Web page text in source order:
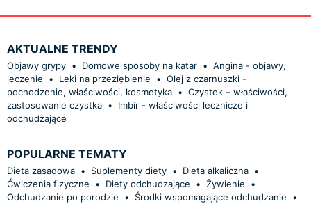
AKTUALNE TRENDY
Objawy grypy • Domowe sposoby na katar • Angina - objawy,
leczenie
• Leki na przeziębienie • Olej z czarnuszki -
pochodzenie, właściwości, kosmetyka • Czystek – właściwości,
zastosowanie czystka •
Imbir - właściwości lecznicze i
odchudzające
POPULARNE TEMATY
Dieta zasadowa • Suplementy diety • Dieta alkaliczna •
Ćwiczenia fizyczne
• Diety odchudzające • Żywienie
•
Odchudzanie po porodzie
• Środki wspomagające odchudzanie
•